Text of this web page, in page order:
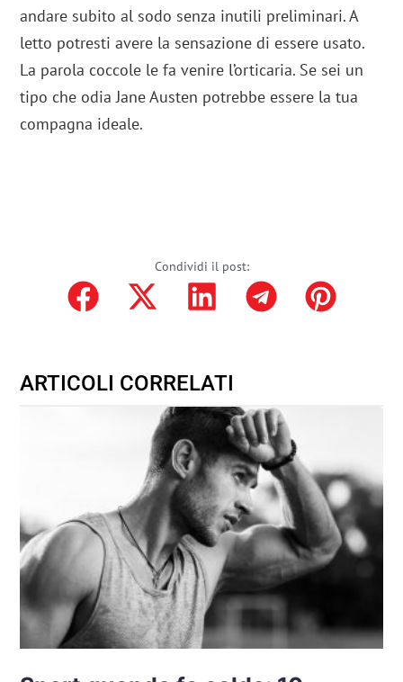
andare subito al sodo senza inutili preliminari. A
letto potresti avere la sensazione di essere usato.
La parola coccole le fa venire l’orticaria. Se sei un
tipo che odia Jane Austen potrebbe essere la tua
compagna ideale.
Condividi il post:
ARTICOLI CORRELATI